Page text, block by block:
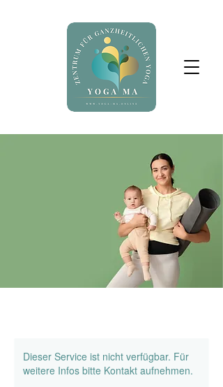
Dieser Service ist nicht verfügbar. Für
weitere Infos bitte Kontakt aufnehmen.